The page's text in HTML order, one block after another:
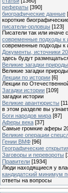
рефераты [390]
биографические данные
короткие
писатели-орловцы [123]
Писатели так или
современные подходы к
современные подходы к
Документы, источники
здесь будут
Великие загадки природы
Великие загадки
Лекции по истории [6]
Лекции по
Загадки истории [109]
загадки истории
Великие авантюристы
в этом разделе вы
Боги народов мира [87]
Аферы века [37]
Самые громкие аферы
Великие операции
Гении ВМФ [96]
Географические
Заговоры и перевороты
Правители [1934]
Люди находящиеся у
кандидатский минимум
ответы на вопросы